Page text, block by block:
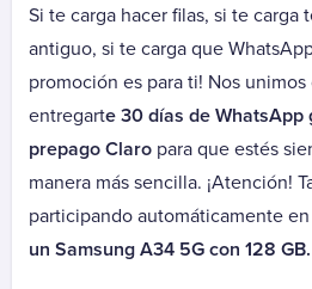
Autopase Autopista
Autopista Vespucio
Costanera Norte
Nogales Puchuncavi (Ex
Puente Industrial
Total Autopistas - TAG
Si te carga hacer filas, si te carga
antiguo, si te carga que
promoción es para ti! Nos unimos
entregarte 30 días de
prepago Claro para que estés
manera más sencilla. ¡Atención!
participando automáticamente
un Samsung A34 5G con 128 GB.